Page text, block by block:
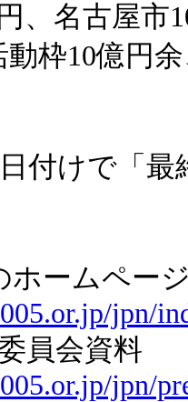
、名古屋市
動枠10億円
付けで「
ホームペ
jpn/
討委員会
jpn/